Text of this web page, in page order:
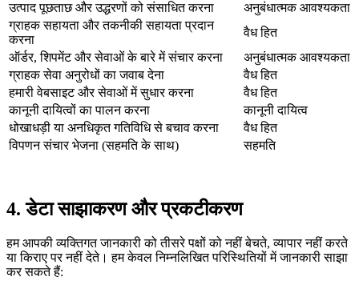
उत्पाद पूछताछ और उद्धरणों को संसाधित करना
अनुबंधात्मक आवश्यकता
ग्राहक सहायता और तकनीकी सहायता प्रदान
करना
वैध हित
ऑर्डर, शिपमेंट और सेवाओं के बारे में संचार करना
अनुबंधात्मक आवश्यकता
ग्राहक सेवा अनुरोधों का जवाब देना
वैध हित
हमारी वेबसाइट और सेवाओं में सुधार करना
वैध हित
कानूनी दायित्वों का पालन करना
कानूनी दायित्व
धोखाधड़ी या अनधिकृत गतिविधि से बचाव करना
वैध हित
विपणन संचार भेजना (सहमति के साथ)
सहमति
4. डेटा साझाकरण और प्रकटीकरण
हम आपकी व्यक्तिगत जानकारी को तीसरे पक्षों को नहीं बेचते, व्यापार नहीं करते
या किराए पर नहीं देते। हम केवल निम्नलिखित परिस्थितियों में जानकारी साझा
कर सकते हैं: